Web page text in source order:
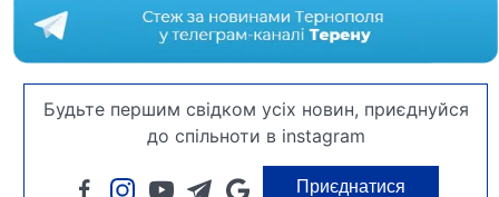
Будьте першим свідком усіх новин, приєднуйся
до спільноти в instagram
Приєднатися